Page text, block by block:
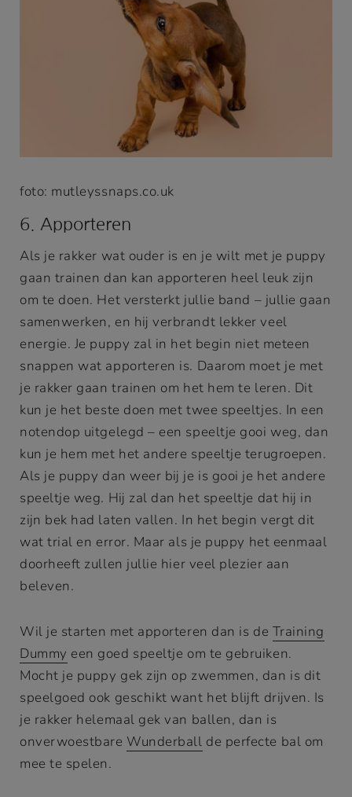
foto: mutleyssnaps.co.uk
6. Apporteren
Als je rakker wat ouder is en je wilt met je puppy
gaan trainen dan kan apporteren heel leuk zijn
om te doen. Het versterkt jullie band – jullie gaan
samenwerken, en hij verbrandt lekker veel
energie. Je puppy zal in het begin niet meteen
snappen wat apporteren is. Daarom moet je met
je rakker gaan trainen om het hem te leren. Dit
kun je het beste doen met twee speeltjes. In een
notendop uitgelegd – een speeltje gooi weg, dan
kun je hem met het andere speeltje terugroepen.
Als je puppy dan weer bij je is gooi je het andere
speeltje weg. Hij zal dan het speeltje dat hij in
zijn bek had laten vallen. In het begin vergt dit
wat trial en error. Maar als je puppy het eenmaal
doorheeft zullen jullie hier veel plezier aan
beleven.
Wil je starten met apporteren dan is de Training
Dummy een goed speeltje om te gebruiken.
Mocht je puppy gek zijn op zwemmen, dan is dit
speelgoed ook geschikt want het blijft drijven. Is
je rakker helemaal gek van ballen, dan is
onverwoestbare Wunderball de perfecte bal om
mee te spelen.